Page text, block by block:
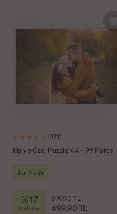
(171)
Kişiye Özel Puzzle A4 - 99 Parça
5 al 4 öde
%17
indirim
599.90 TL
499.90 TL